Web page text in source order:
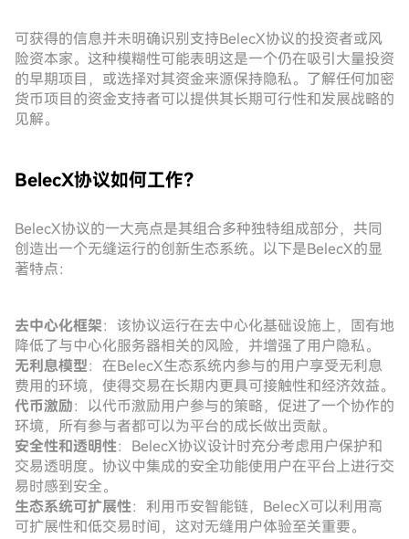
可获得的信息并未明确识别支持BelecX协议的投资者或风
险资本家。这种模糊性可能表明这是一个仍在吸引大量投资
的早期项目，或选择对其资金来源保持隐私。了解任何加密
货币项目的资金支持者可以提供其长期可行性和发展战略的
见解。
BelecX协议如何工作？
BelecX协议的一大亮点是其组合多种独特组成部分，共同
创造出一个无缝运行的创新生态系统。以下是BelecX的显
著特点：
去中心化框架：该协议运行在去中心化基础设施上，固有地
降低了与中心化服务器相关的风险，并增强了用户隐私。
无利息模型：在BelecX生态系统内参与的用户享受无利息
费用的环境，使得交易在长期内更具可接触性和经济效益。
代币激励：以代币激励用户参与的策略，促进了一个协作的
环境，所有参与者都可以为平台的成长做出贡献。
安全性和透明性：BelecX协议设计时充分考虑用户保护和
交易透明度。协议中集成的安全功能使用户在平台上进行交
易时感到安全。
生态系统可扩展性：利用币安智能链，BelecX可以利用高
可扩展性和低交易时间，这对无缝用户体验至关重要。